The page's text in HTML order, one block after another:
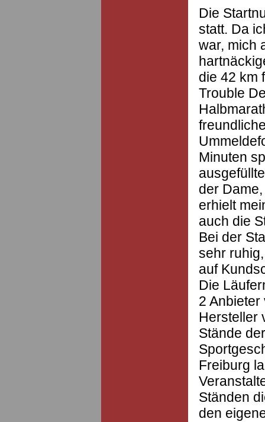
Die
statt. Da
war, mich
die 42 km
Trouble
Minuten
der
erhielt
auch die
Bei der
sehr
auf
Die
2
Hersteller
Stände
Freiburg
Ständen
den